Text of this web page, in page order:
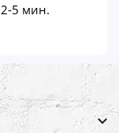
5 мин.